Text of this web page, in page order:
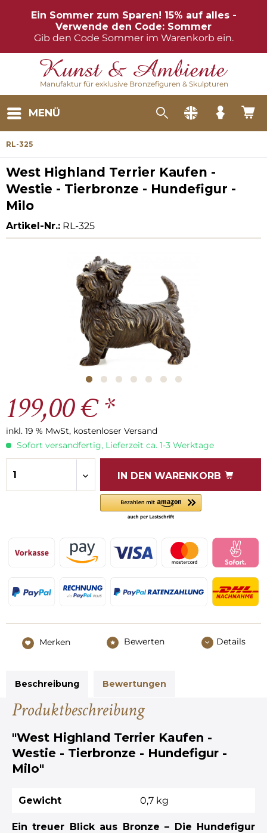
Ein Sommer zum Sparen! 15% auf alles -
Verwende den Code: Sommer
Gib den Code Sommer im Warenkorb ein.
Manufaktur für exklusive Bronzefiguren & Skulpturen
MENÜ
RL-325
West Highland Terrier Kaufen -
Westie - Tierbronze - Hundefigur -
Milo
Artikel-Nr.: RL-325
199,00 € *
inkl. 19 % MwSt, kostenloser Versand
Sofort versandfertig, Lieferzeit ca. 1-3 Werktage
IN DEN WARENKORB
Merken Bewerten Details
Beschreibung Bewertungen
Produktbeschreibung
"West Highland Terrier Kaufen -
Westie - Tierbronze - Hundefigur -
Milo"
Gewicht 0,7 kg
Ein treuer Blick aus Bronze – Die Hundefigur